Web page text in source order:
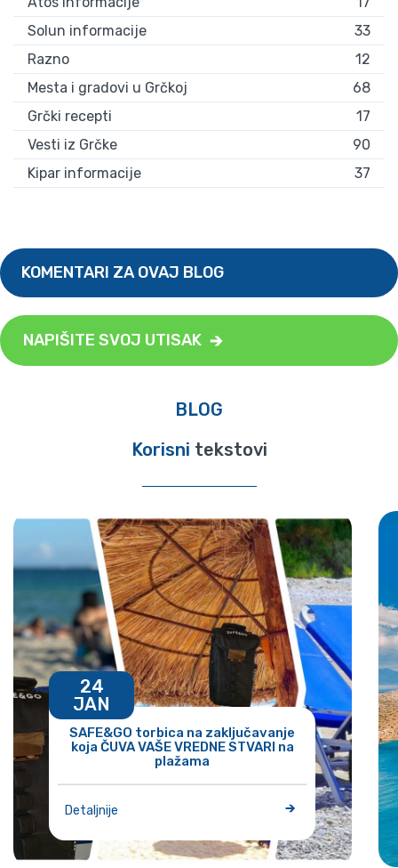
Solun informacije
33
Razno
12
Mesta i gradovi u Grčkoj
68
Grčki recepti
17
Vesti iz Grčke
90
Kipar informacije
37
KOMENTARI ZA OVAJ BLOG
NAPIŠITE SVOJ UTISAK
BLOG
Korisni tekstovi
SAFE&GO torbica na zaključavanje
koja ČUVA VAŠE VREDNE STVARI na
plažama
Detaljnije
24
JAN